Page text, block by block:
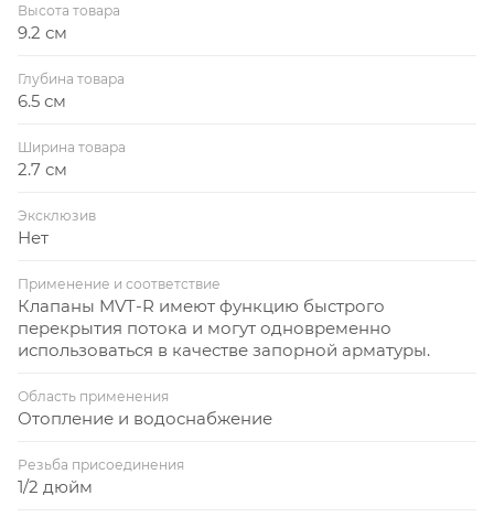
Высота товара
9.2 см
Глубина товара
6.5 см
Ширина товара
2.7 см
Эксклюзив
Нет
Применение и соответствие
Клапаны MVT-R имеют функцию быстрого
перекрытия потока и могут одновременно
использоваться в качестве запорной арматуры.
Область применения
Отопление и водоснабжение
Резьба присоединения
1/2 дюйм